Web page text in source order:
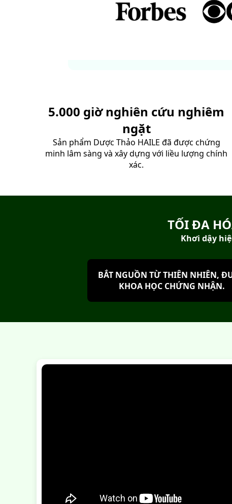
5.000 giờ nghiên cứu nghiêm
ngặt
Sản phẩm Dược Thảo HAILE đã được chứng
minh lâm sàng và xây dựng với liều lượng chính
xác.
TỐI ĐA
Khơi dậy
BẮT NGUỒN TỪ THIÊN NHIÊN,
KHOA HỌC CHỨNG NHẬN.